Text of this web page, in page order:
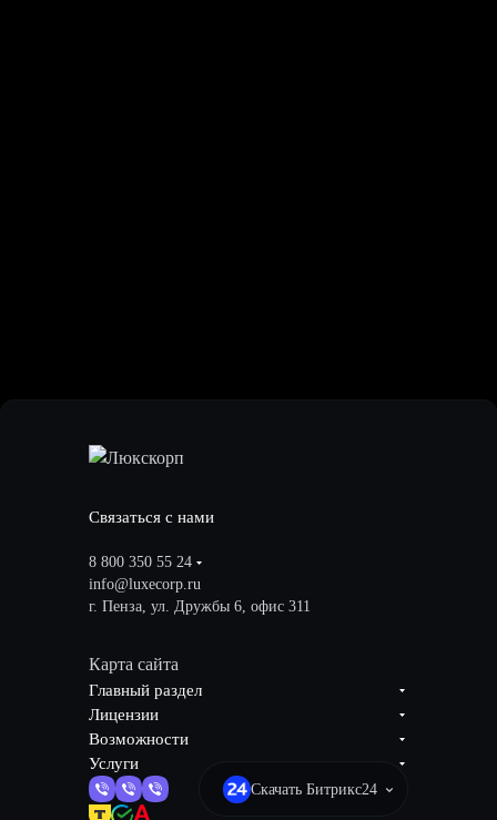
Связаться с нами
8 800 350 55 24
info@luxecorp.ru
г. Пенза, ул. Дружбы 6, офис 311
Карта сайта
Главный раздел
Лицензии
Возможности
Услуги
Скачать Битрикс24